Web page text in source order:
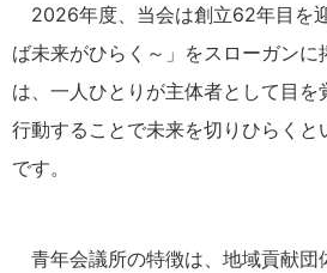
2026年度、当会は創立62年目を
ば未来がひらく～」をスローガンに
は、一人ひとりが主体者として目
行動することで未来を切りひらくと
です。
青年会議所の特徴は、地域貢献団